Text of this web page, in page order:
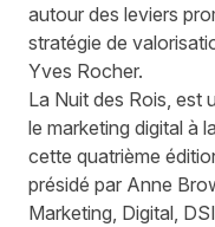
autour des leviers
stratégie de
Yves Rocher.
La Nuit des Rois, est
le marketing digital à
cette quatrième
présidé par Anne
Marketing, Digital,